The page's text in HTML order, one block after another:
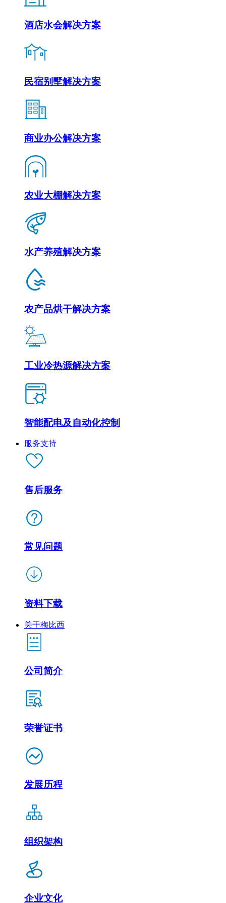
酒店水会解决方案
民宿别墅解决方案
商业办公解决方案
农业大棚解决方案
水产养殖解决方案
农产品烘干解决方案
工业冷热源解决方案
智能配电及自动化控制
服务支持
售后服务
常见问题
资料下载
关于梅比西
公司简介
荣誉证书
发展历程
组织架构
企业文化